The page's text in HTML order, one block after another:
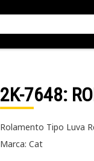
2K-7648:
Rolamento Tipo Luva
Marca: Cat